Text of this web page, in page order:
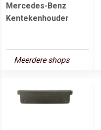
Mercedes-Benz
Kentekenhouder
Meerdere shops